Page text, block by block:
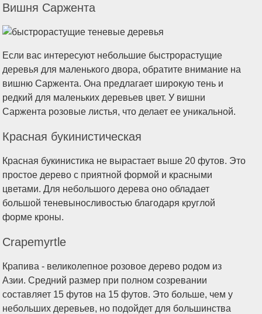
Вишня Саржента
Если вас интересуют небольшие быстрорастущие
деревья для маленького двора, обратите внимание на
вишню Саржента. Она предлагает широкую тень и
редкий для маленьких деревьев цвет. У вишни
Саржента розовые листья, что делает ее уникальной.
Красная букинистическая
Красная букинистика не вырастает выше 20 футов. Это
простое дерево с приятной формой и красными
цветами. Для небольшого дерева оно обладает
большой теневыносливостью благодаря круглой
форме кроны.
Crapemyrtle
Крапива - великолепное розовое дерево родом из
Азии. Средний размер при полном созревании
составляет 15 футов на 15 футов. Это больше, чем у
небольших деревьев, но подойдет для большинства